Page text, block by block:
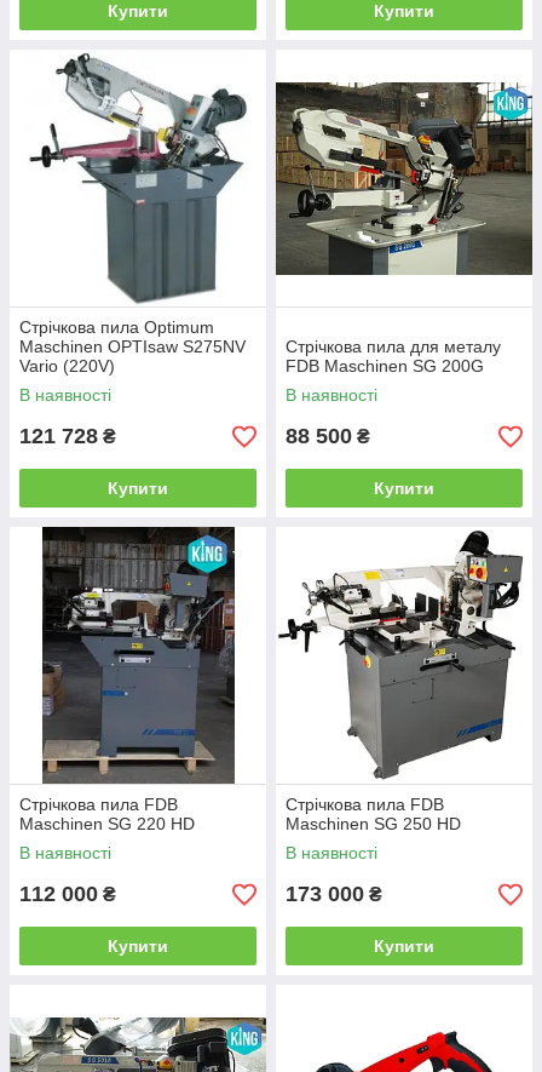
Купити Купити
Стрічкова пила Optimum
Maschinen OPTIsaw S275NV
Vario (220V)
В наявності
121 728 ₴
Купити
Стрічкова пила для металу
FDB Maschinen SG 200G
В наявності
88 500 ₴
Купити
Стрічкова пила FDB
Maschinen SG 220 HD
В наявності
112 000 ₴
Купити
Стрічкова пила FDB
Maschinen SG 250 HD
В наявності
173 000 ₴
Купити